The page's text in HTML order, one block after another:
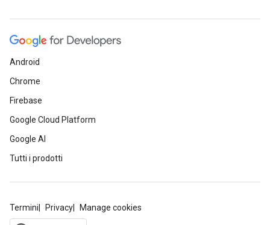
Android
Chrome
Firebase
Google Cloud Platform
Google AI
Tutti i prodotti
Termini Privacy Manage cookies